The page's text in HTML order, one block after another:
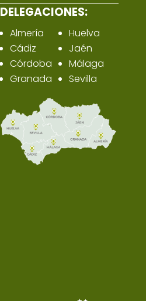
DELEGACIONES:
Almería
Cádiz
Córdoba
Granada
Huelva
Jaén
Málaga
Sevilla